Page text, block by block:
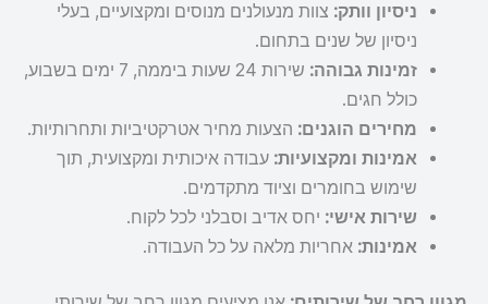
ניסיון וותק: צוות מנעולנים מנוסים ומקצועיים, בעלי
ניסיון של שנים בתחום.
זמינות גבוהה:
שירות 24 שעות ביממה, 7 ימים בשבוע,
כולל חגים.
מחירים הוגנים: הצעות מחיר אטרקטיביות ותחרותיות.
אמינות ומקצועיות: עבודה איכותית ומקצועית, תוך
שימוש בחומרים וציוד מתקדמים.
שירות אישי: יחס אדיב וסבלני לכל לקוח.
אמינות: אחריות מלאה על כל העבודה.